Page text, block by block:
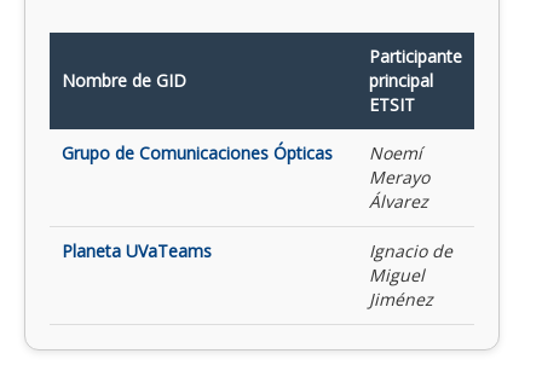
Nombre de GID
Participante
principal
ETSIT
Grupo de Comunicaciones Ópticas
Noemí
Merayo
Álvarez
Planeta UVaTeams
Ignacio de
Miguel
Jiménez